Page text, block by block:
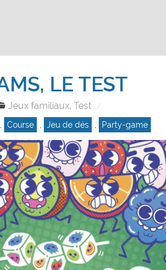
LE TEST
Jeux familiaux Test
Course Jeu de dés Party-game